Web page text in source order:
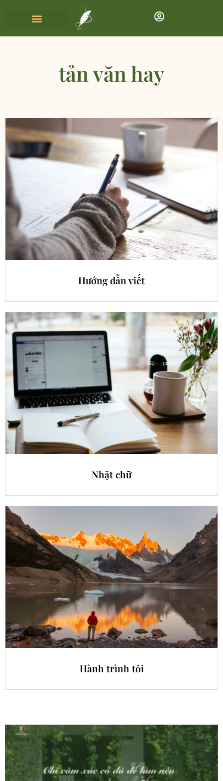
tản văn hay
Hướng dẫn viết
Nhặt chữ
Hành trình tôi